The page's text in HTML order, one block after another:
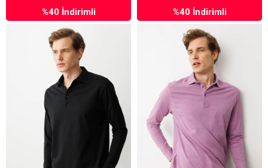
%40 İndirimli
%40 İndirimli